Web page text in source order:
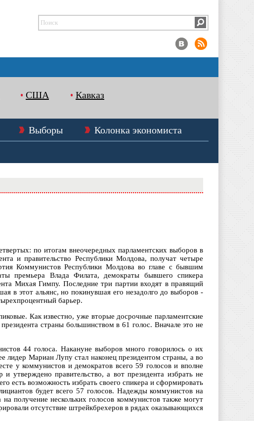
США Кавказ
Выборы
Колонка экономиста
по итогам внеочередных парламентских выборов в
и правительство Республики Молдова, получат четыре
Коммунистов Республики Молдова во главе с бывшим
премьера Влада Филата, демократы бывшего спикера
Михая Гимпу. Последние три партии входят в правящий
в этот альянс, но покинувшая его незадолго до выборов -
барьер.
Как известно, уже вторые досрочные парламентские
страны большинством в 61 голос. Вначале это не
44 голоса. Накануне выборов много говорилось о их
лидер Мариан Лупу стал наконец президентом страны, а во
у коммунистов и демократов всего 59 голосов и вполне
утверждено правительство, а вот президента избрать не
есть возможность избрать своего спикера и сформировать
будет всего 57 голосов. Надежды коммунистов на
получение нескольких голосов коммунистов также могут
отсутствие штрейкбрехеров в рядах оказывающихся